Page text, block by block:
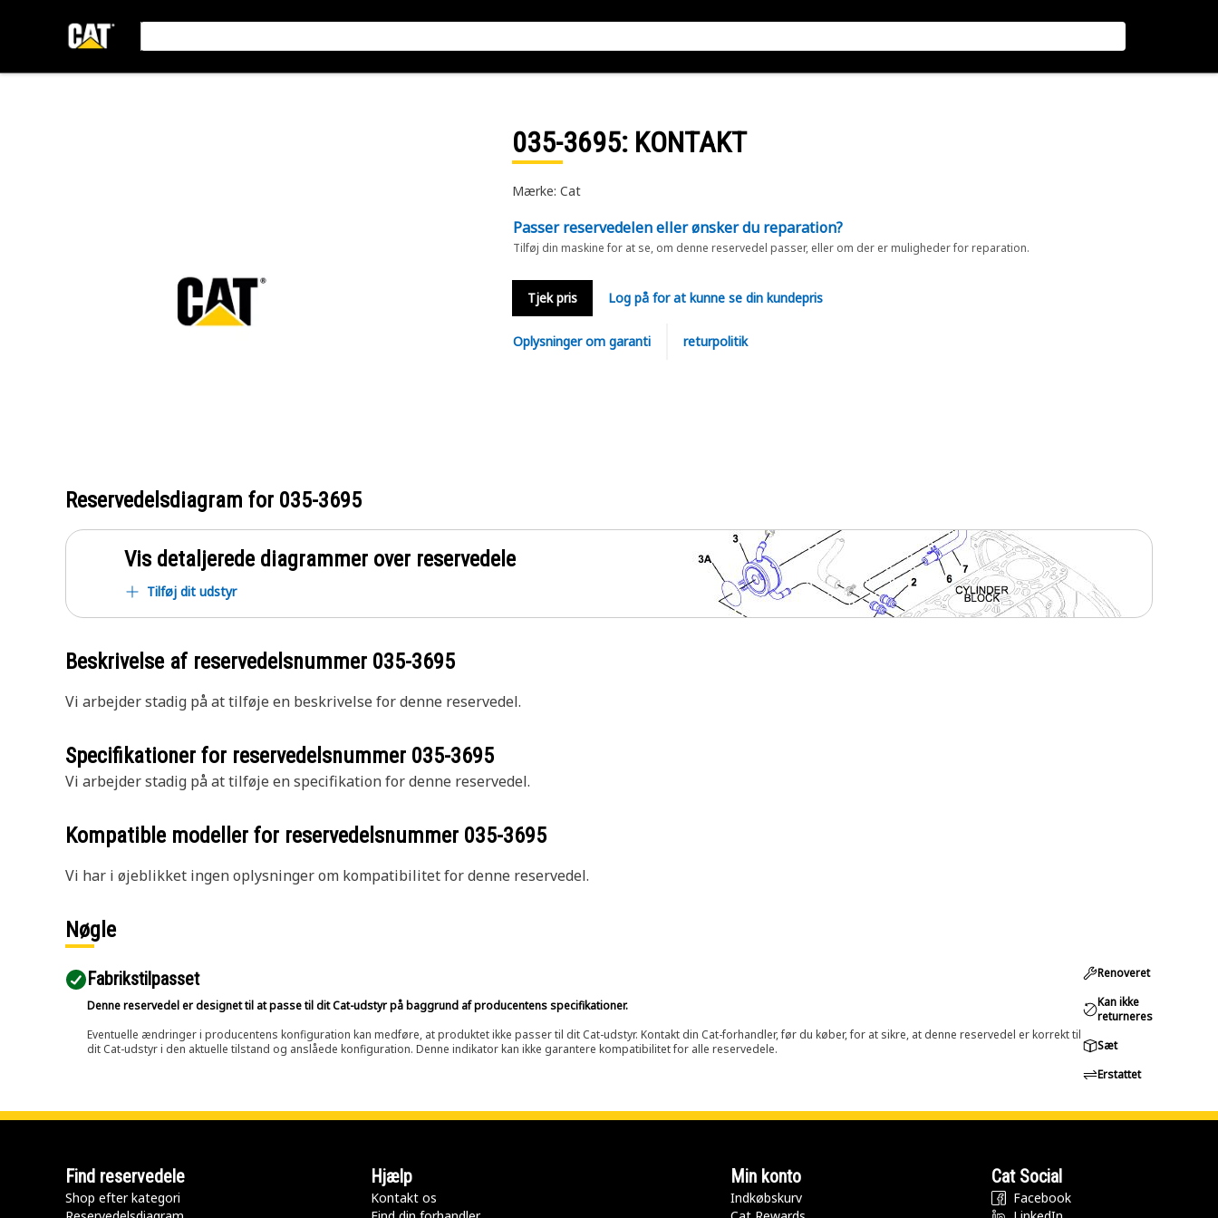
035-3695: KONTAKT
Mærke: Cat
Passer reservedelen eller ønsker du reparation?
Tilføj din maskine for at se, om denne reservedel passer, eller om der er muligheder for reparation.
Tjek pris Log på for at kunne se din kundepris
Oplysninger om garanti returpolitik
Reservedelsdiagram for 035-3695
Vis detaljerede diagrammer over reservedele
Tilføj dit udstyr
Beskrivelse af reservedelsnummer 035-3695
Vi arbejder stadig på at tilføje en beskrivelse for denne reservedel.
Specifikationer for reservedelsnummer 035-3695
Vi arbejder stadig på at tilføje en specifikation for denne reservedel.
Kompatible modeller for reservedelsnummer 035-3695
Vi har i øjeblikket ingen oplysninger om kompatibilitet for denne reservedel.
Nøgle
Fabrikstilpasset
Denne reservedel er designet til at passe til dit Cat-udstyr på baggrund af producentens specifikationer.
Eventuelle ændringer i producentens konfiguration kan medføre, at produktet ikke passer til dit Cat-udstyr. Kontakt din Cat-forhandler, før du køber, for at sikre, at denne reservedel er korrekt til
dit Cat-udstyr i den aktuelle tilstand og anslåede konfiguration. Denne indikator kan ikke garantere kompatibilitet for alle reservedele.
Renoveret
Kan ikke
returneres
Sæt
Erstattet
Find reservedele
Shop efter kategori
Hjælp
Kontakt os
Min konto
Indkøbskurv
Cat Social
Facebook